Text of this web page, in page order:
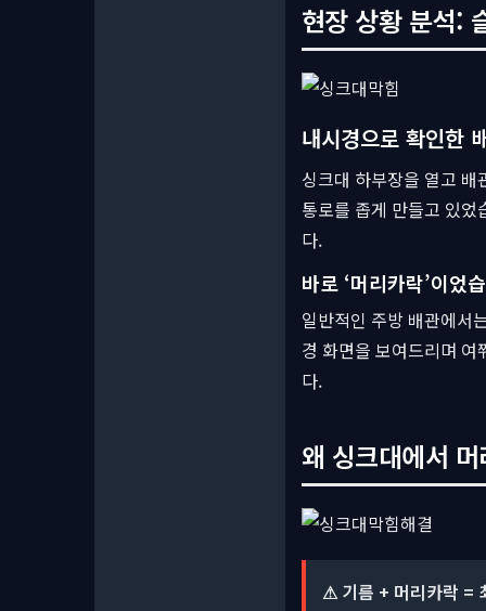
현장 상황 분석:
내시경으로 확인한
싱크대 하부장을 열고
통로를 좁게 만들고 있
다.
바로 ‘머리카락’이었
일반적인 주방 배관에서
경 화면을 보여드리며
다.
왜 싱크대에서
⚠ 기름 + 머리카락 =